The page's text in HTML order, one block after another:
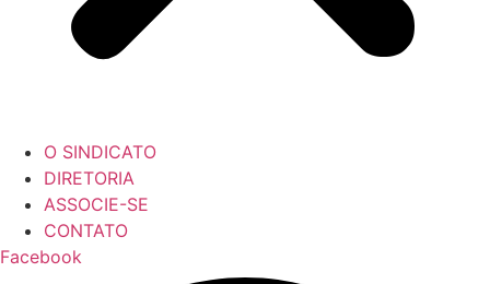
O SINDICATO
DIRETORIA
ASSOCIE-SE
CONTATO
Facebook